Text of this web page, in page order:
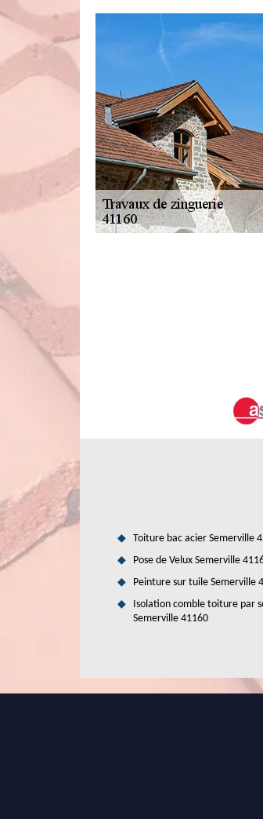
L'installation des
Les propriétaires des habitations
effet, il est possible de mettre en
expert en la matière. Ainsi, on peut
Qui est compétent pour
L'installation des verrières
service d'un expert pour de telles
réputation de garantir un meilleur
Pour avoir des informations plus
Toiture bac acier Semerville
Pose de Velux Semerville
Peinture sur tuile Semerville
Isolation comble toiture par
Semerville 41160